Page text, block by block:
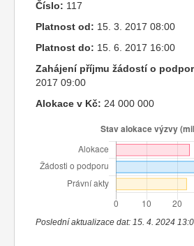
Číslo: 117
Platnost od: 15. 3. 2017 08:00
Platnost do: 15. 6. 2017 16:00
Zahájení příjmu žádostí o
2017 09:00
Alokace v Kč: 24 000 000
Poslední aktualizace dat: 15. 4. 2024